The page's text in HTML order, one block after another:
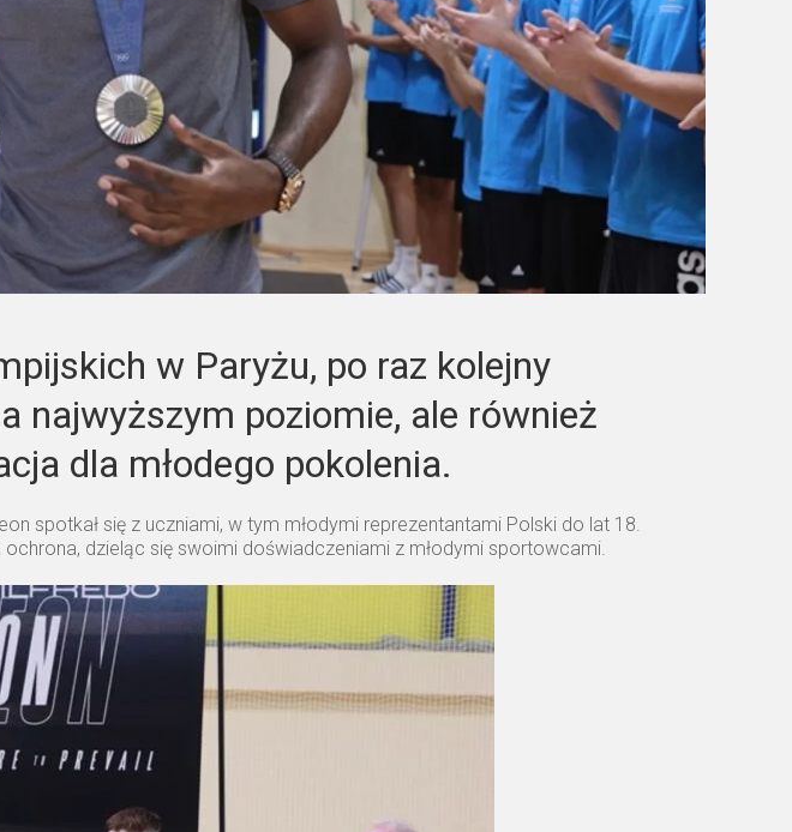
w Paryżu, po raz kolejny
najwyższym poziomie, ale również
dla młodego pokolenia.
spotkał się z uczniami, w tym młodymi reprezentantami Polski do lat 18.
dzieląc się swoimi doświadczeniami z młodymi sportowcami.